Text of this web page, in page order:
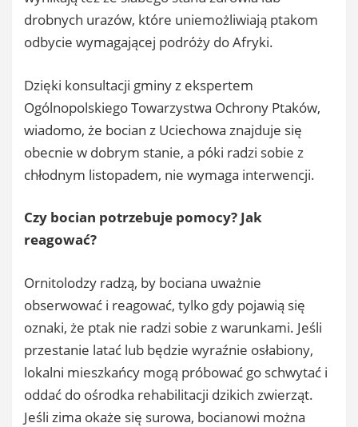
drobnych urazów, które uniemożliwiają ptakom
odbycie wymagającej podróży do Afryki.
Dzięki konsultacji gminy z ekspertem
Ogólnopolskiego Towarzystwa Ochrony Ptaków,
wiadomo, że bocian z Uciechowa znajduje się
obecnie w dobrym stanie, a póki radzi sobie z
chłodnym listopadem, nie wymaga interwencji.
Czy bocian potrzebuje pomocy? Jak
reagować?
Ornitolodzy radzą, by bociana uważnie
obserwować i reagować, tylko gdy pojawią się
oznaki, że ptak nie radzi sobie z warunkami. Jeśli
przestanie latać lub będzie wyraźnie osłabiony,
lokalni mieszkańcy mogą próbować go schwytać i
oddać do ośrodka rehabilitacji dzikich zwierząt.
Jeśli zima okaże się surowa, bocianowi można